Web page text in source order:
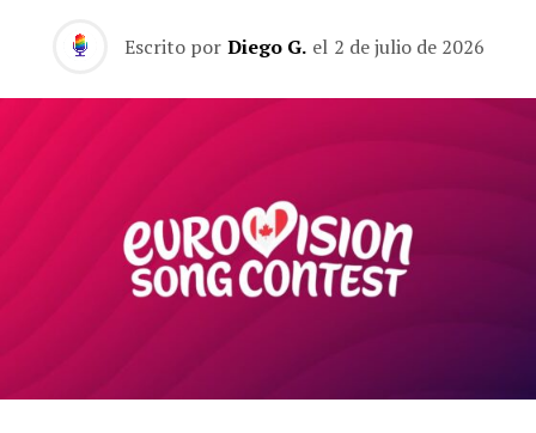
Escrito por Diego G. el 2 de julio de 2026